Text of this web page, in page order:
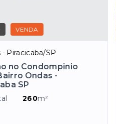
VENDA
- Piracicaba/SP
no Condompinio
Ondas -
SP
260m²